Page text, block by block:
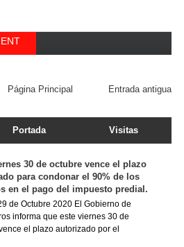
Entrada antigua
Página Principal
Portada Visitas
30 de octubre vence el plazo
para condonar el 90% de los
en el pago del impuesto predial.
de Octubre 2020 El Gobierno de
informa que este viernes 30 de
el plazo autorizado por el